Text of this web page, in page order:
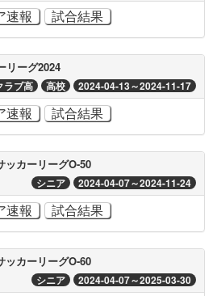
速報 試合結果
リーグ2024
ラブ高 高校 2024-04-13～2024-11-17
速報 試合結果
ッカーリーグO-50
シニア 2024-04-07～2024-11-24
速報 試合結果
ッカーリーグO-60
シニア 2024-04-07～2025-03-30